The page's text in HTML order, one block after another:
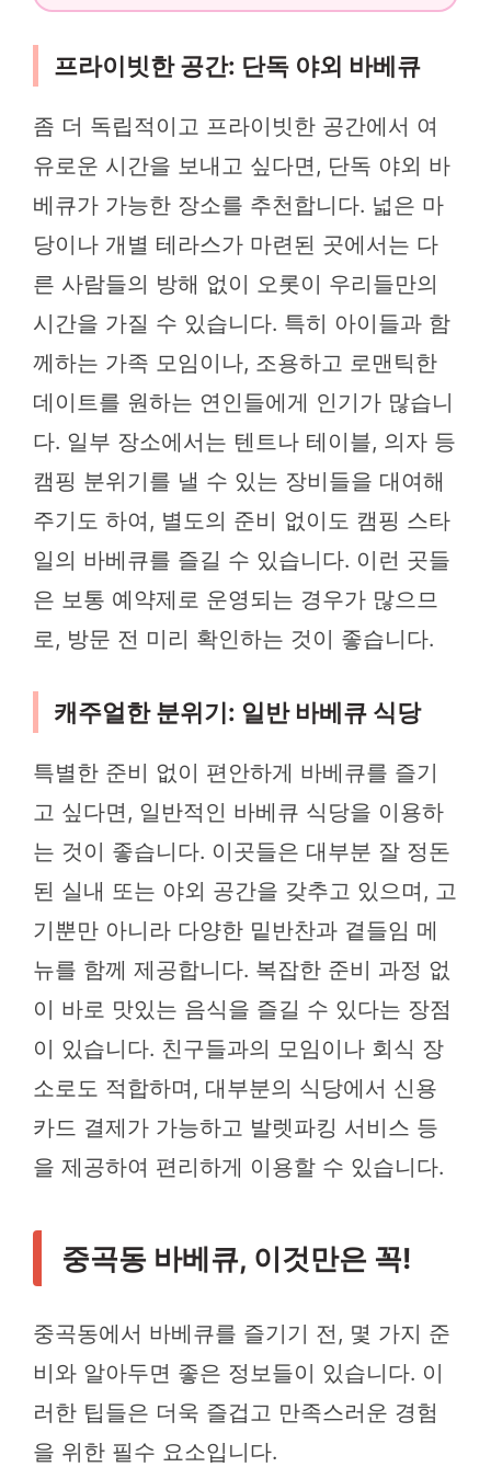
프라이빗한 공간: 단독 야외 바베큐
좀 더 독립적이고 프라이빗한 공간에서 여
유로운 시간을 보내고 싶다면, 단독 야외 바
베큐가 가능한 장소를 추천합니다. 넓은 마
당이나 개별 테라스가 마련된 곳에서는 다
른 사람들의 방해 없이 오롯이 우리들만의
시간을 가질 수 있습니다. 특히 아이들과 함
께하는 가족 모임이나, 조용하고 로맨틱한
데이트를 원하는 연인들에게 인기가 많습니
다. 일부 장소에서는 텐트나 테이블, 의자 등
캠핑 분위기를 낼 수 있는 장비들을 대여해
주기도 하여, 별도의 준비 없이도 캠핑 스타
일의 바베큐를 즐길 수 있습니다. 이런 곳들
은 보통 예약제로 운영되는 경우가 많으므
로, 방문 전 미리 확인하는 것이 좋습니다.
캐주얼한 분위기: 일반 바베큐 식당
특별한 준비 없이 편안하게 바베큐를 즐기
고 싶다면, 일반적인 바베큐 식당을 이용하
는 것이 좋습니다. 이곳들은 대부분 잘 정돈
된 실내 또는 야외 공간을 갖추고 있으며, 고
기뿐만 아니라 다양한 밑반찬과 곁들임 메
뉴를 함께 제공합니다. 복잡한 준비 과정 없
이 바로 맛있는 음식을 즐길 수 있다는 장점
이 있습니다. 친구들과의 모임이나 회식 장
소로도 적합하며, 대부분의 식당에서 신용
카드 결제가 가능하고 발렛파킹 서비스 등
을 제공하여 편리하게 이용할 수 있습니다.
중곡동 바베큐, 이것만은 꼭!
중곡동에서 바베큐를 즐기기 전, 몇 가지 준
비와 알아두면 좋은 정보들이 있습니다. 이
러한 팁들은 더욱 즐겁고 만족스러운 경험
을 위한 필수 요소입니다.